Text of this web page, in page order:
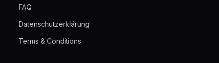
FAQ
Datenschutzerklärung
Terms & Conditions